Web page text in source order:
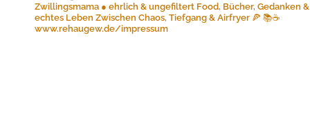
Zwillingsmama ● ehrlich & ungefiltert Food, Bücher, Gedanken &
echtes Leben Zwischen Chaos, Tiefgang & Airfryer 🍕 📚☕️
www.rehaugew.de/impressum